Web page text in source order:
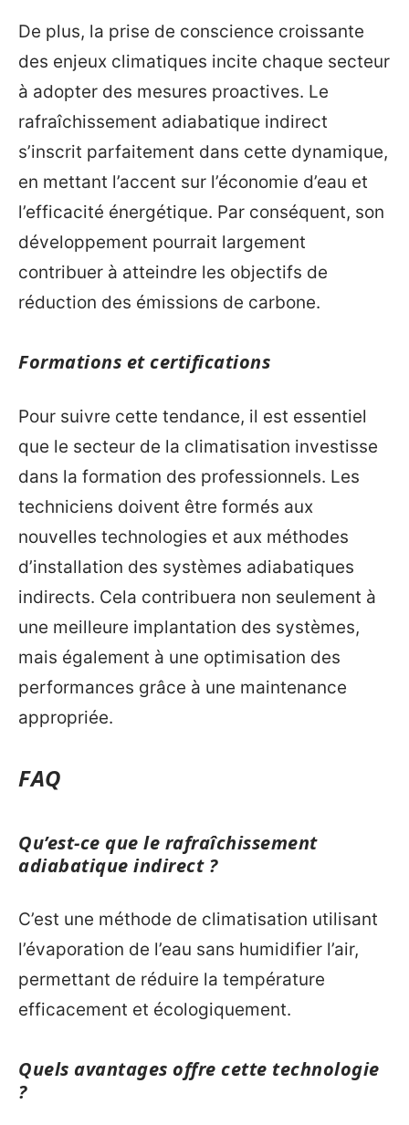
De plus, la prise de conscience croissante
des enjeux climatiques incite chaque secteur
à adopter des mesures proactives. Le
rafraîchissement adiabatique indirect
s’inscrit parfaitement dans cette dynamique,
en mettant l’accent sur l’économie d’eau et
l’efficacité énergétique. Par conséquent, son
développement pourrait largement
contribuer à atteindre les objectifs de
réduction des émissions de carbone.
Formations et certifications
Pour suivre cette tendance, il est essentiel
que le secteur de la climatisation investisse
dans la formation des professionnels. Les
techniciens doivent être formés aux
nouvelles technologies et aux méthodes
d’installation des systèmes adiabatiques
indirects. Cela contribuera non seulement à
une meilleure implantation des systèmes,
mais également à une optimisation des
performances grâce à une maintenance
appropriée.
FAQ
Qu’est-ce que le rafraîchissement
adiabatique indirect ?
C’est une méthode de climatisation utilisant
l’évaporation de l’eau sans humidifier l’air,
permettant de réduire la température
efficacement et écologiquement.
Quels avantages offre cette technologie
?